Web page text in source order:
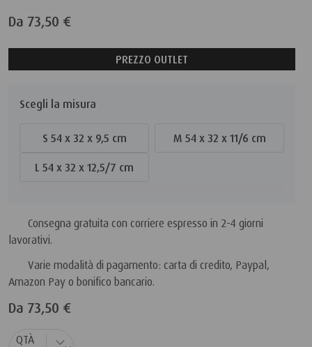
Da 73,50 €
PREZZO OUTLET
Scegli la misura
S 54 x 32 x 9,5 cm M 54 x 32 x 11/6 cm
L 54 x 32 x 12,5/7 cm
Consegna gratuita con corriere espresso in 2-4 giorni
lavorativi.
Varie modalità di pagamento: carta di credito, Paypal,
Amazon Pay o bonifico bancario.
Da 73,50 €
QTÀ